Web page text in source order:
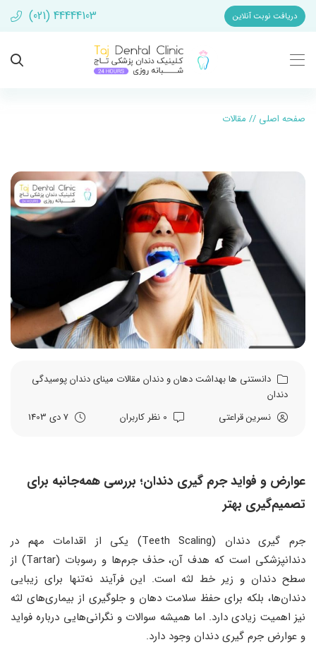
دریافت نوبت آنلاین (021) 44444103
صفحه اصلی // مقالات
دانستنی هابهداشت دهان و دندان مقالات مینای دندانپوسیدگی
دندان
نسرین قراعتی
عوارض و فواید جرم‌ گیری دندان؛ بررسی همه‌جانبه برای
تصمیم‌گیری بهتر
جرم‌ گیری دندان (Teeth Scaling) یکی از اقدامات مهم در
دندانپزشکی است که هدف آن، حذف جرم‌ها و رسوبات (Tartar) از
سطح دندان و زیر خط لثه است. این فرآیند نه‌تنها برای زیبایی
دندان‌ها، بلکه برای حفظ سلامت دهان و جلوگیری از بیماری‌های لثه
نیز اهمیت زیادی دارد. اما همیشه سوالات و نگرانی‌هایی درباره فواید
و عوارض جرم‌ گیری دندان وجود دارد.